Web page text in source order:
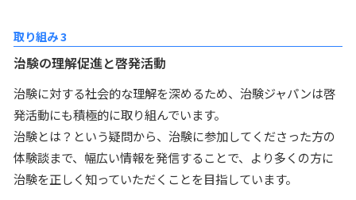
取り組み 3
治験の理解促進と啓発活動
治験に対する社会的な理解を深めるため、治験ジャパンは啓
発活動にも積極的に取り組んでいます。
治験とは？という疑問から、治験に参加してくださった方の
体験談まで、幅広い情報を発信することで、より多くの方に
治験を正しく知っていただくことを目指しています。